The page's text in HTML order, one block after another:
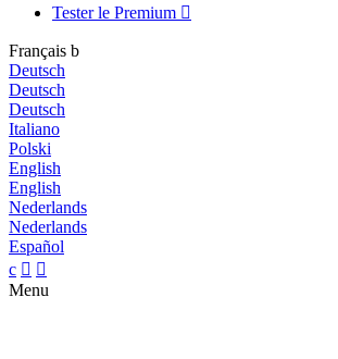
Tester le Premium 
Français b
Deutsch
Deutsch
Deutsch
Italiano
Polski
English
English
Nederlands
Nederlands
Español
c  
Menu